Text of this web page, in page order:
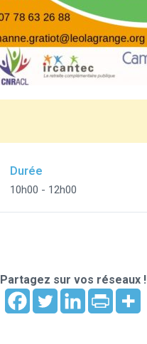
Durée
10h00 - 12h00
Partagez sur vos réseaux !